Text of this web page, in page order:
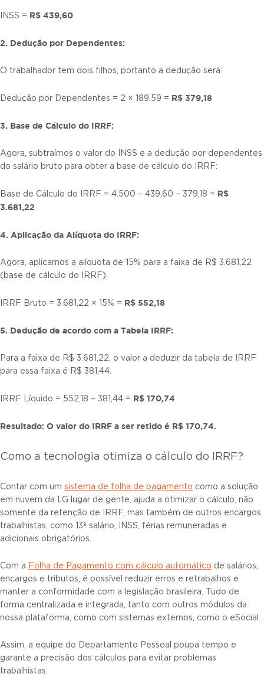
INSS = R$ 439,60
2. Dedução por Dependentes:
O trabalhador tem dois filhos, portanto a dedução será:
Dedução por Dependentes = 2 × 189,59 = R$ 379,18
3. Base de Cálculo do IRRF:
Agora, subtraímos o valor do INSS e a dedução por dependentes
do salário bruto para obter a base de cálculo do IRRF:
Base de Cálculo do IRRF = 4.500 – 439,60 – 379,18 = R$
3.681,22
4. Aplicação da Alíquota do IRRF:
Agora, aplicamos a alíquota de 15% para a faixa de R$ 3.681,22
(base de cálculo do IRRF).
IRRF Bruto = 3.681,22 × 15% = R$ 552,18
5. Dedução de acordo com a Tabela IRRF:
Para a faixa de R$ 3.681,22, o valor a deduzir da tabela de IRRF
para essa faixa é R$ 381,44.
IRRF Líquido = 552,18 – 381,44 = R$ 170,74
Resultado: O valor do IRRF a ser retido é R$ 170,74.
Como a tecnologia otimiza o cálculo do IRRF?
Contar com um sistema de folha de pagamento como a solução
em nuvem da LG lugar de gente, ajuda a otimizar o cálculo, não
somente da retenção de IRRF, mas também de outros encargos
trabalhistas, como 13º salário, INSS, férias remuneradas e
adicionais obrigatórios.
Com a Folha de Pagamento com cálculo automático de salários,
encargos e tributos, é possível reduzir erros e retrabalhos e
manter a conformidade com a legislação brasileira. Tudo de
forma centralizada e integrada, tanto com outros módulos da
nossa plataforma, como com sistemas externos, como o eSocial.
Assim, a equipe do Departamento Pessoal poupa tempo e
garante a precisão dos cálculos para evitar problemas
trabalhistas.